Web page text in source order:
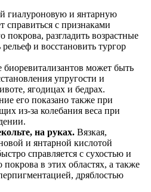
гиалуроновую и янтарную
справиться с признаками
покрова, разгладить возрастные
и восстановить тургор
может быть
упругости и
ягодицах и бедрах.
его показано также при
из-за колебания веса при
на руках. Вязкая,
и янтарной кислотой
справляется с сухостью и
в этих областях, а также
дряблостью